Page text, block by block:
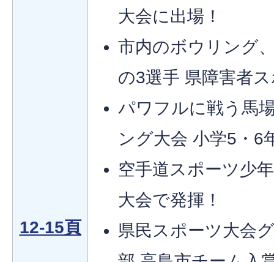
12-15頁
大会に出場！
市内のボウリング
の3選手 県障害者
パワフルに戦う馬
ング大会 小学5・6
空手道スポーツ少
大会で発揮！
県民スポーツ大会